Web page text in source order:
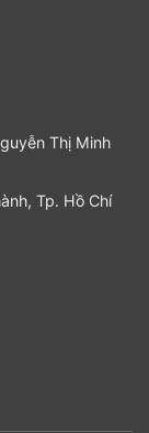
Thị Minh
Tp. Hồ Chí